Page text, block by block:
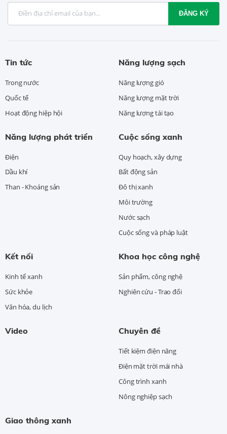
ĐĂNG KÝ
Tin tức
Trong nước
Quốc tế
Hoạt động hiệp hội
Năng lượng sạch
Năng lượng gió
Năng lượng mặt trời
Năng lượng tái tạo
Năng lượng phát triển
Điện
Dầu khí
Than - Khoáng sản
Cuộc sống xanh
Quy hoạch, xây dựng
Bất động sản
Đô thị xanh
Môi trường
Nước sạch
Cuộc sống và pháp luật
Kết nối
Kinh tế xanh
Sức khỏe
Văn hóa, du lịch
Khoa học công nghệ
Sản phẩm, công nghệ
Nghiên cứu - Trao đổi
Video Chuyên đề
Tiết kiệm điện năng
Điện mặt trời mái nhà
Công trình xanh
Nông nghiệp sạch
Giao thông xanh